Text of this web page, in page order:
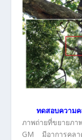
ทดสอบความ
ภาพถ่ายที่ขยายภ
GM มีอาการคล